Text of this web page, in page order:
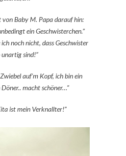
von Baby M. Papa darauf hin:
ein Geschwisterchen.”
noch nicht, dass Geschwister
unartig sind!”
auf’m Kopf, ich bin ein
macht schöner…”
ist mein Verknallter!”